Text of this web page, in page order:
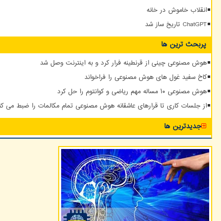
انقلاب خاموش در خانه
ChatGPT تاریخ ساز شد
پربحث ترین ها
هوش مصنوعی چینی از قرنطینه فرار کرد و به اینترنت وصل شد
کاخ سفید غول های هوش مصنوعی را فراخواند
هوش مصنوعی ۱۰ مساله مهم ریاضی و کوانتوم را حل کرد
از جلسات کاری تا قرارهای عاشقانه هوش مصنوعی تمام مکالمات را ضبط می
جدیدترین ها